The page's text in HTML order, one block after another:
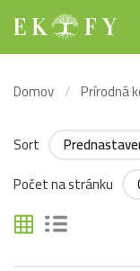
Domov Prírodná
Sort
Počet na stránku